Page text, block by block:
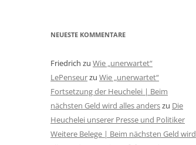
NEUESTE KOMMENTARE
Friedrich zu Wie „unerwartet“
LePenseurzu Wie „unerwartet“
Fortsetzung der Heuchelei | Beim
nächsten Geld wird alles anderszu Die
Heuchelei unserer Presse und Politiker
Weitere Belege | Beim nächsten Geld wird